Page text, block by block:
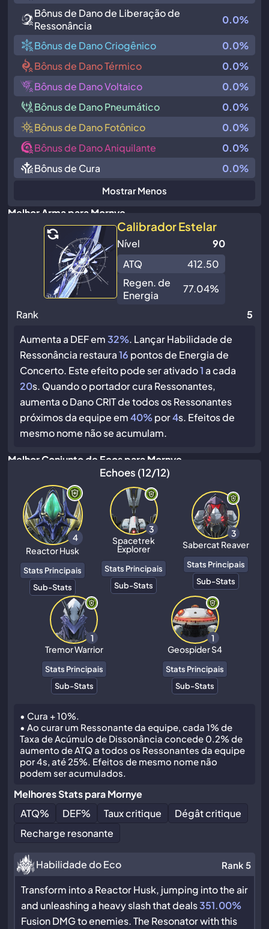
Melhor Arma para Mornye
Calibrador Estelar
Nível
90
ATQ
412.50
Regen. de
Energia
77.04%
Rank
5
Aumenta a DEF em32%. Lançar Habilidade de
Ressonância restaura16 pontos de Energia de
Concerto. Este efeito pode ser ativado1a cada
20s. Quando o portador cura Ressonantes,
aumenta o Dano CRIT de todos os Ressonantes
próximos da equipe em40%por4s. Efeitos de
mesmo nome não se acumulam.
Melhor Conjunto de Ecos para Mornye
Echoes (12/12)
4
Reactor Husk
Stats Principais
Sub-Stats
3
Spacetrek
Explorer
Stats Principais
Sub-Stats
3
Sabercat Reaver
Stats Principais
Sub-Stats
1
Tremor Warrior
Stats Principais
Sub-Stats
1
Geospider S4
Stats Principais
Sub-Stats
• Cura + 10%.
• Ao curar um Ressonante da equipe, cada 1% de
Taxa de Acúmulo de Dissonância concede 0.2% de
aumento de ATQ a todos os Ressonantes da equipe
por 4s, até 25%. Efeitos de mesmo nome não
podem ser acumulados.
Melhores Stats para Mornye
ATQ% DEF% Taux critique
Dégât critique
Recharge resonante
Habilidade do Eco Rank 5
Transform into a Reactor Husk, jumping into the air
and unleashing a heavy slash that deals351.00%
Fusion DMG to enemies. The Resonator with this
Bônus de Dano de Liberação de
Ressonância
0.0%
Bônus de Dano Criogênico
0.0%
Bônus de Dano Térmico
0.0%
Bônus de Dano Voltaico
0.0%
Bônus de Dano Pneumático
0.0%
Bônus de Dano Fotônico
0.0%
Bônus de Dano Aniquilante
0.0%
Bônus de Cura
0.0%
Mostrar Menos